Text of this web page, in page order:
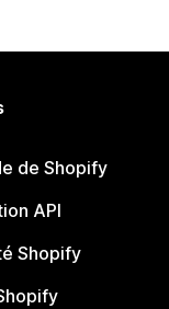
de Shopify
API
Shopify